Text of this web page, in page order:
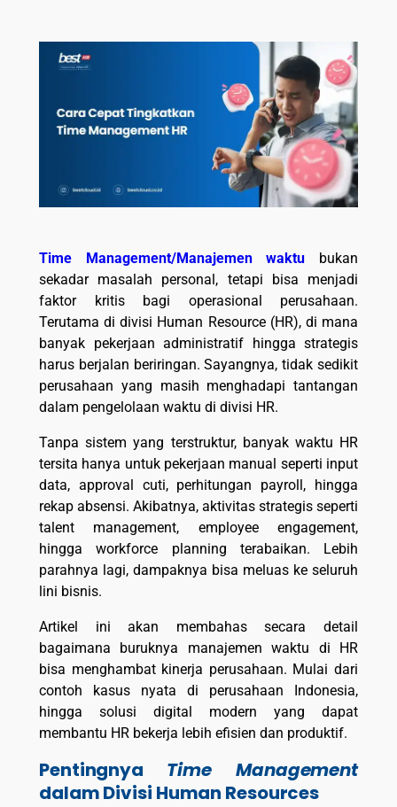
Time Management/Manajemen waktu
bukan
sekadar masalah personal, tetapi bisa menjadi
faktor kritis bagi operasional perusahaan.
Terutama di divisi Human Resource (HR), di mana
banyak pekerjaan administratif hingga strategis
harus berjalan beriringan. Sayangnya, tidak sedikit
perusahaan yang masih menghadapi tantangan
dalam pengelolaan waktu di divisi HR.
Tanpa sistem yang terstruktur, banyak waktu HR
tersita hanya untuk pekerjaan manual seperti input
data, approval cuti, perhitungan payroll, hingga
rekap absensi. Akibatnya, aktivitas strategis seperti
talent management, employee engagement,
hingga workforce planning terabaikan. Lebih
parahnya lagi, dampaknya bisa meluas ke seluruh
lini bisnis.
Artikel ini akan membahas secara detail
bagaimana buruknya manajemen waktu di HR
bisa menghambat kinerja perusahaan. Mulai dari
contoh kasus nyata di perusahaan Indonesia,
hingga solusi digital modern yang dapat
membantu HR bekerja lebih efisien dan produktif.
Pentingnya Time Management
dalam Divisi Human Resources